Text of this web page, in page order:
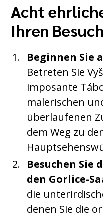
Acht
Ihren
Beginnen Sie
Betreten Sie
imposante
malerischen
überlaufenen
dem Weg zu
Besuchen Sie
den Gorlice-
die
denen Sie die